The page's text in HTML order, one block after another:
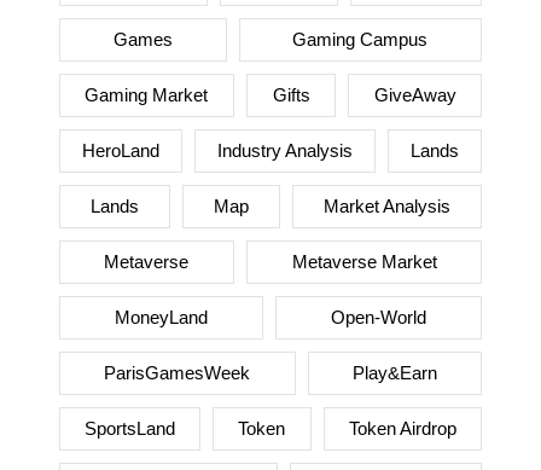
Games Gaming Campus
Gaming Market Gifts GiveAway
HeroLand Industry Analysis Lands
Lands Map Market Analysis
Metaverse Metaverse Market
MoneyLand Open-World
ParisGamesWeek Play&Earn
SportsLand Token Token Airdrop